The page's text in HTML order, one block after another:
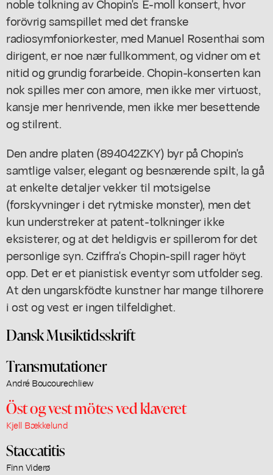
forövrig samspillet med det franske
radiosymfoniorkester, med Manuel Rosenthai som
dirigent, er noe nær fullkomment, og vidner om et
nitid og grundig forarbeide. Chopin-konserten kan
nok spilles mer con amore, men ikke mer virtuost,
kansje mer henrivende, men ikke mer besettende
og stilrent.
Den andre platen (894042ZKY) byr på Chopin's
samtlige valser, elegant og besnærende spilt, la gå
at enkelte detaljer vekker til motsigelse
(forskyvninger i det rytmiske monster), men det
kun understreker at patent-tolkninger ikke
eksisterer, og at det heldigvis er spillerom for det
personlige syn. Cziffra's Chopin-spill rager höyt
opp. Det er et pianistisk eventyr som utfolder seg.
At den ungarskfödte kunstner har mange tilhorere
i ost og vest er ingen tilfeldighet.
Dansk Musiktidsskrift
Transmutationer
André Boucourechliew
Öst og vest mötes ved klaveret
Kjell Bækkelund
Staccatitis
Finn Viderø